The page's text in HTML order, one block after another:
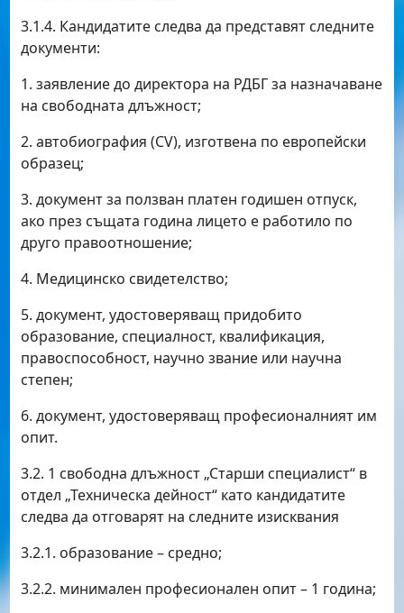
3.1.4. Кандидатите следва да представят следните
документи:
1. заявление до директора на РДБГ за назначаване
на свободната длъжност;
2. автобиография (CV), изготвена по европейски
образец;
3. документ за ползван платен годишен отпуск,
ако през същата година лицето е работило по
друго правоотношение;
4. Медицинско свидетелство;
5. документ, удостоверяващ придобито
образование, специалност, квалификация,
правоспособност, научно звание или научна
степен;
6. документ, удостоверяващ професионалният им
опит.
3.2. 1 свободна длъжност „Старши специалист“ в
отдел „Техническа дейност“ като кандидатите
следва да отговарят на следните изисквания
3.2.1. образование – средно;
3.2.2. минимален професионален опит – 1 година;